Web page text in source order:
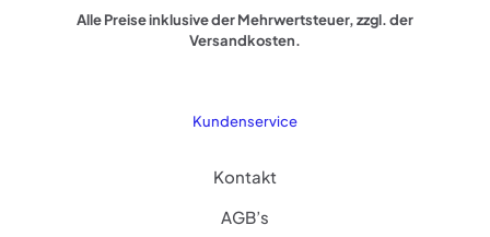
Alle Preise inklusive der Mehrwertsteuer, zzgl. der
Versandkosten.
Kundenservice
Kontakt
AGB’s